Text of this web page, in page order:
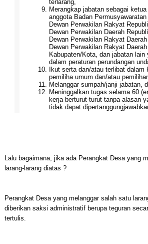
terlarang,
Merangkap jabatan sebagai
anggota Badan
Dewan Perwakilan Rakyat
Dewan Perwakilan Daerah
Dewan Perwakilan Rakyat
Dewan Perwakilan Rakyat Daerah
Kabupaten/Kota, dan jabatan lain
dalam peraturan perundangan
Ikut serta dan/atau terlibat dalam
pemiliha umum dan/atau
Melanggar sumpah/janji jabatan,
Meninggalkan tugas selama 60
kerja berturut-turut tanpa alasan
tidak dapat
Lalu bagaimana, jika ada Perangkat Desa yang
larang-larang diatas ?
Perangkat Desa yang melanggar salah satu
diberikan saksi administratif berupa teguran
tertulis.